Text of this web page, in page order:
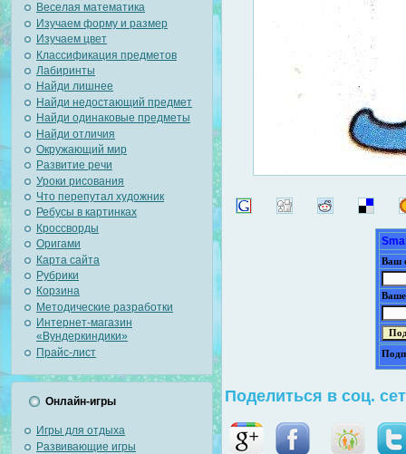
Веселая математика
Изучаем форму и размер
Изучаем цвет
Классификация предметов
Лабиринты
Найди лишнее
Найди недостающий предмет
Найди одинаковые предметы
Найди отличия
Окружающий мир
Развитие речи
Уроки рисования
Что перепутал художник
Ребусы в картинках
Кроссворды
Оригами
Карта сайта
Рубрики
Корзина
Методические разработки
Интернет-магазин
«Вундеркиндики»
Прайс-лист
Онлайн-игры
Игры для отдыха
Развивающие игры
Ваш
Поделиться в соц.